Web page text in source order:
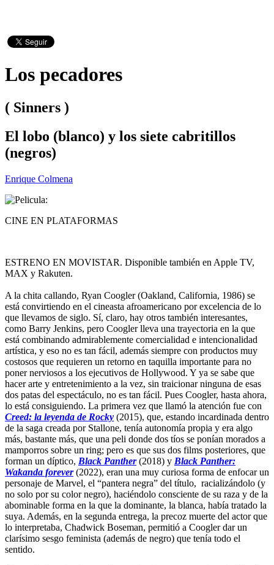
Los pecadores
( Sinners )
El lobo (blanco) y los siete cabritillos
(negros)
Enrique Colmena
CINE EN PLATAFORMAS
ESTRENO EN MOVISTAR. Disponible también en Apple TV,
MAX y Rakuten.
A la chita callando, Ryan Coogler (Oakland, California, 1986) se
está convirtiendo en el cineasta afroamericano por excelencia de lo
que llevamos de siglo. Sí, claro, hay otros también interesantes,
como Barry Jenkins, pero Coogler lleva una trayectoria en la que
está combinando admirablemente comercialidad e intencionalidad
artística, y eso no es tan fácil, además siempre con productos muy
costosos que requieren un retorno en taquilla importante para no
poner nerviosos a los ejecutivos de Hollywood. Y ya se sabe que
hacer arte y entretenimiento a la vez, sin traicionar ninguna de esas
dos patas del espectáculo, no es tan fácil. Pues Coogler, hasta ahora,
lo está consiguiendo. La primera vez que llamó la atención fue con
Creed: la leyenda de Rocky (2015), que, estando incardinada dentro
de la saga creada por Stallone, tenía autonomía propia y era algo
más, bastante más, que una peli donde dos tíos se ponían morados a
mamporros sobre un ring; pero es que sus dos films posteriores, que
forman un díptico, Black Panther(2018) y Black Panther:
Wakanda forever(2022), eran una muy curiosa forma de enfocar un
personaje de Marvel, el “pantera negra” del título, racializándolo (y
no solo por su color negro), haciéndolo consciente de su raza y de la
abominable forma en la que la dominante, la blanca, había tratado la
suya. Además, en la segunda entrega, la precoz muerte del actor que
lo interpretaba, Chadwick Boseman, permitió a Coogler dar un
clarísimo sesgo feminista (además de negro) que tenía todo el
sentido.